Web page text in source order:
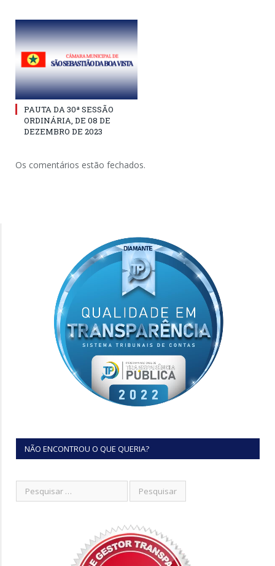
PAUTA DA 30ª SESSÃO
ORDINÁRIA, DE 08 DE
DEZEMBRO DE 2023
Os comentários estão fechados.
NÃO ENCONTROU O QUE QUERIA?